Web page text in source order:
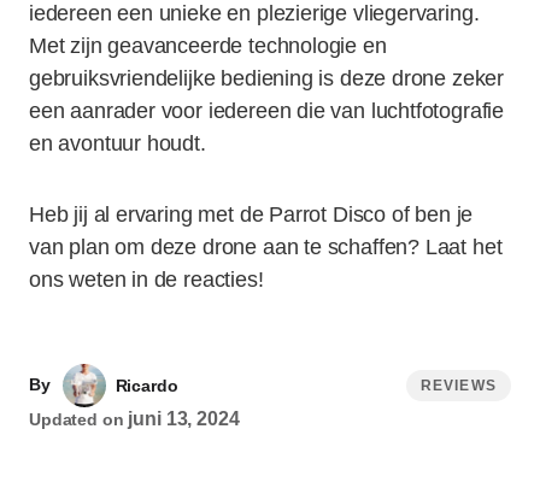
iedereen een unieke en plezierige vliegervaring.
Met zijn geavanceerde technologie en
gebruiksvriendelijke bediening is deze drone zeker
een aanrader voor iedereen die van luchtfotografie
en avontuur houdt.
Heb jij al ervaring met de Parrot Disco of ben je
van plan om deze drone aan te schaffen? Laat het
ons weten in de reacties!
By
Ricardo
Updated on juni 13, 2024
REVIEWS